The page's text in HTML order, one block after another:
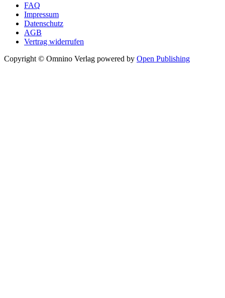
FAQ
Impressum
Datenschutz
AGB
Vertrag widerrufen
Copyright © Omnino Verlag powered by Open Publishing